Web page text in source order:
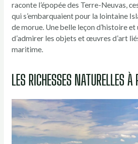
raconte l’épopée des Terre-Neuvas,
qui s’embarquaient pour la lointaine
de morue. Une belle leçon d’histoire et
d’admirer les objets et œuvres d’art
maritime.
LES RICHESSES NATURELLES